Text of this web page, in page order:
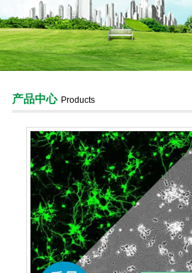
产品中心 Products